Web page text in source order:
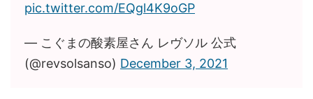
pic.twitter.com/EQgl4K9oGP
— こぐまの酸素屋さん レヴソル 公式️
(@revsolsanso) December 3, 2021